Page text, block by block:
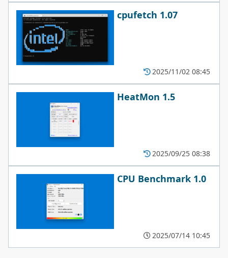
cpufetch 1.07
2025/11/02 08:45
HeatMon 1.5
2025/09/25 08:38
CPU Benchmark 1.0
2025/07/14 10:45